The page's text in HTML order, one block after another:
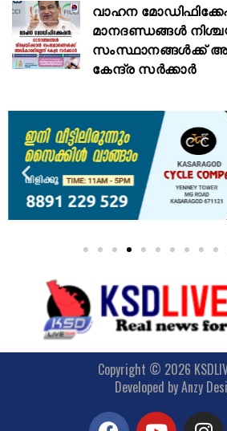
വാഹന
മാനദണ്ഡങ്ങൾ
സംസ്ഥാനങ്ങൾക്ക്
കേന്ദ്ര സർക്കാർ
Copyright © 2026
Developed byAnzy